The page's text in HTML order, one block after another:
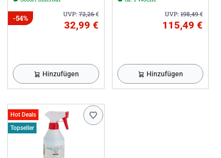
UVP:72,26€
-54%
32,99 €
Hinzufügen
UVP:198,49€
115,49 €
Hinzufügen
Hot Deals
Topseller